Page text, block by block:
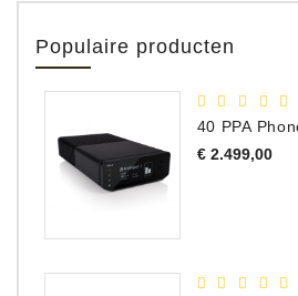
Populaire producten
€ 2.499,00Prijs